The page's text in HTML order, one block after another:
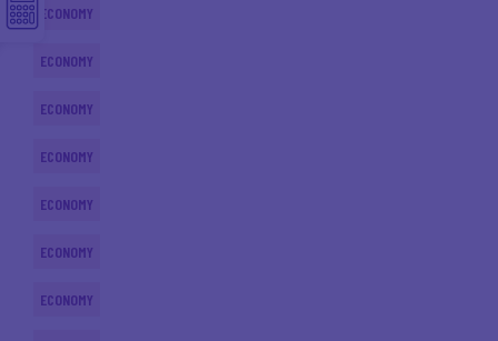
ECONOMY
ECONOMY
ECONOMY
ECONOMY
ECONOMY
ECONOMY
ECONOMY